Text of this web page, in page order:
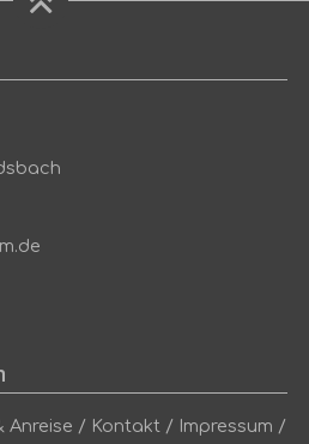
Anreise / Kontakt / Impressum /